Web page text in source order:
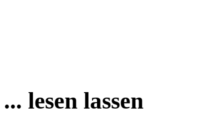
... lesen lassen